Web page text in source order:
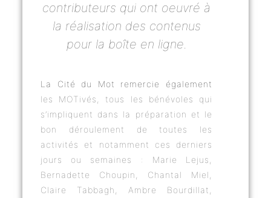
contributeurs qui ont oeuvré à
la réalisation des contenus
pour la boîte en ligne.
La Cité du Mot remercie également
les MOTivés, tous les bénévoles qui
s’impliquent dans la préparation et le
bon déroulement de toutes les
activités et notamment ces derniers
jours ou semaines : Marie Lejus,
Bernadette Choupin, Chantal Miel,
Claire Tabbagh, Ambre Bourdillat,